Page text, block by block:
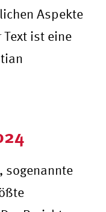
Aspekte
ist eine
sogenannte